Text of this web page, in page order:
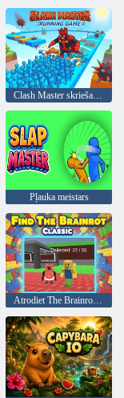
Pļauka meistars
Atrodiet The Brainrot Classic